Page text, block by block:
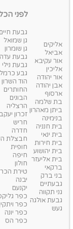
לפני
אליקים
אביאל
אור עקיבא
אליכין
אור יהודה
אבן יהודה
ארסוף
בת שלמה
ביתן מאהרון
בנימינה
בית חנניה
בית ינאי
בית חירות
בית יהושוע
בית אליעזר
ברקאי
בני ברק
גבעתיים
גני תקווה
גבעת אולגה
געש
גבעת
גן שמואל
גן שומרון
גבעת עדה
גבעת נילי
גבע כרמל
הוד השרון
החותרים
הבונים
הרצליה
זכרון יעקב
חריש
חדרה
חבצלת
חופית
חיפה
חולון
טירת
יבנה
יקנעם
כפר
כפר ויתקין
כפר יונה
כפר הס